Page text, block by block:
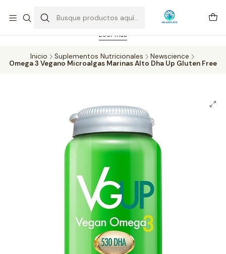
Feriado 21-05-2026 atención hasta las 14 hrs. Envío GRATIS mismo
día solo área Metropolitana Santiago por compras desde CLP 39.900.
Pedidos hasta 16 hrs., sábados y domingos hasta 14 hrs.
Leer más
Inicio Suplementos Nutricionales
Newscience
Omega 3 Vegano Microalgas Marinas Alto Dha Up Gluten Free